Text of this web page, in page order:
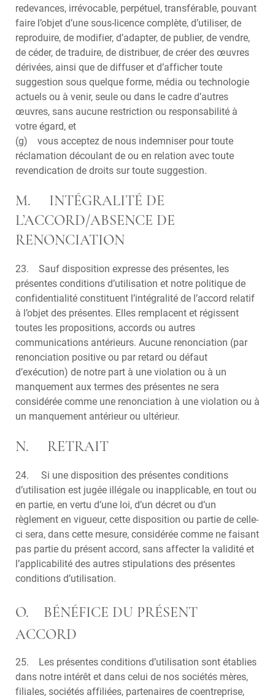
redevances, irrévocable, perpétuel, transférable, pouvant
faire l’objet d’une sous-licence complète, d’utiliser, de
reproduire, de modifier, d’adapter, de publier, de vendre,
de céder, de traduire, de distribuer, de créer des œuvres
dérivées, ainsi que de diffuser et d’afficher toute
suggestion sous quelque forme, média ou technologie
actuels ou à venir, seule ou dans le cadre d’autres
œuvres, sans aucune restriction ou responsabilité à
votre égard, et
(g) vous acceptez de nous indemniser pour toute
réclamation découlant de ou en relation avec toute
revendication de droits sur toute suggestion.
M. INTÉGRALITÉ DE
L’ACCORD/ABSENCE DE
RENONCIATION
23. Sauf disposition expresse des présentes, les
présentes conditions d’utilisation et notre politique de
confidentialité constituent l’intégralité de l’accord relatif
à l’objet des présentes. Elles remplacent et régissent
toutes les propositions, accords ou autres
communications antérieurs. Aucune renonciation (par
renonciation positive ou par retard ou défaut
d’exécution) de notre part à une violation ou à un
manquement aux termes des présentes ne sera
considérée comme une renonciation à une violation ou à
un manquement antérieur ou ultérieur.
N. RETRAIT
24. Si une disposition des présentes conditions
d’utilisation est jugée illégale ou inapplicable, en tout ou
en partie, en vertu d’une loi, d’un décret ou d’un
règlement en vigueur, cette disposition ou partie de celle-
ci sera, dans cette mesure, considérée comme ne faisant
pas partie du présent accord, sans affecter la validité et
l’applicabilité des autres stipulations des présentes
conditions d’utilisation.
O. BÉNÉFICE DU PRÉSENT
ACCORD
25. Les présentes conditions d’utilisation sont établies
dans notre intérêt et dans celui de nos sociétés mères,
filiales, sociétés affiliées, partenaires de coentreprise,